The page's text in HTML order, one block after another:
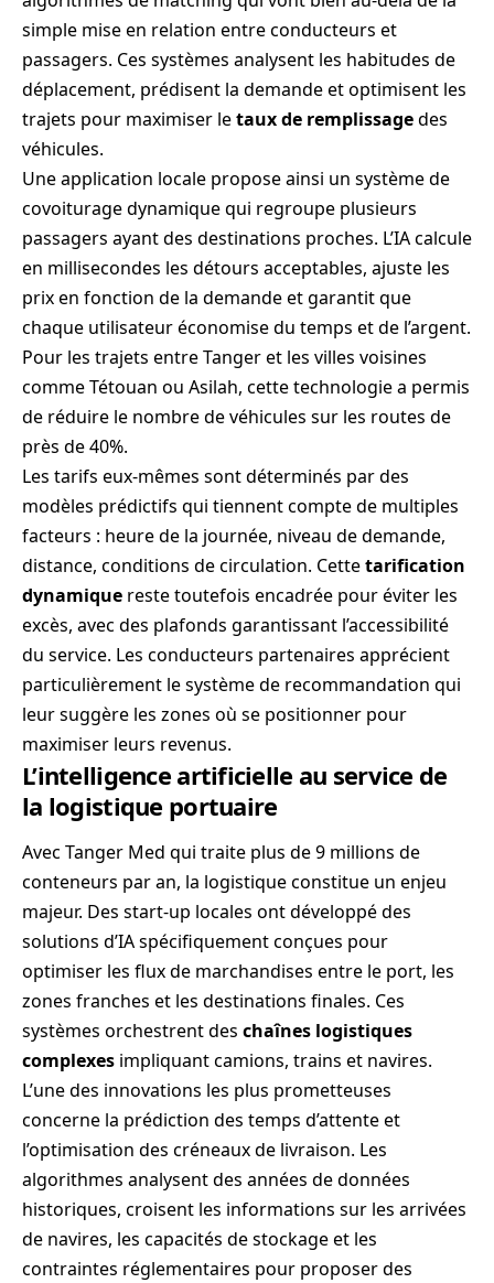
simple mise en relation entre conducteurs et
passagers. Ces systèmes analysent les habitudes de
déplacement, prédisent la demande et optimisent les
trajets pour maximiser letaux de remplissagedes
véhicules.
Une application locale propose ainsi un système de
covoiturage dynamique qui regroupe plusieurs
passagers ayant des destinations proches. L’IA calcule
en millisecondes les détours acceptables, ajuste les
prix en fonction de la demande et garantit que
chaque utilisateur économise du temps et de l’argent.
Pour les trajets entre Tanger et les villes voisines
comme Tétouan ou Asilah, cette technologie a permis
de réduire le nombre de véhicules sur les routes de
près de 40%.
Les tarifs eux-mêmes sont déterminés par des
modèles prédictifs qui tiennent compte de multiples
facteurs : heure de la journée, niveau de demande,
distance, conditions de circulation. Cettetarification
dynamique reste toutefois encadrée pour éviter les
excès, avec des plafonds garantissant l’accessibilité
du service. Les conducteurs partenaires apprécient
particulièrement le système de recommandation qui
leur suggère les zones où se positionner pour
maximiser leurs revenus.
L’intelligence artificielle au service de
la logistique portuaire
Avec Tanger Med qui traite plus de 9 millions de
conteneurs par an, la logistique constitue un enjeu
majeur. Des start-up locales ont développé des
solutions d’IA spécifiquement conçues pour
optimiser les flux de marchandises entre le port, les
zones franches et les destinations finales. Ces
systèmes orchestrent des chaînes logistiques
complexes impliquant camions, trains et navires.
L’une des innovations les plus prometteuses
concerne la prédiction des temps d’attente et
l’optimisation des créneaux de livraison. Les
algorithmes analysent des années de données
historiques, croisent les informations sur les arrivées
de navires, les capacités de stockage et les
contraintes réglementaires pour proposer des